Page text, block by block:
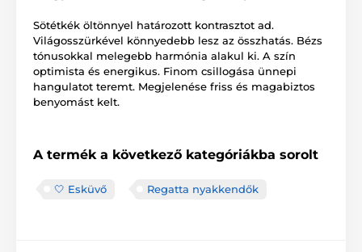
Sötétkék öltönnyel határozott kontrasztot ad.
Világosszürkével könnyedebb lesz az összhatás. Bézs
tónusokkal melegebb harmónia alakul ki. A szín
optimista és energikus. Finom csillogása ünnepi
hangulatot teremt. Megjelenése friss és magabiztos
benyomást kelt.
A termék a következő kategóriákba sorolt
🤍 Esküvő Regatta nyakkendők